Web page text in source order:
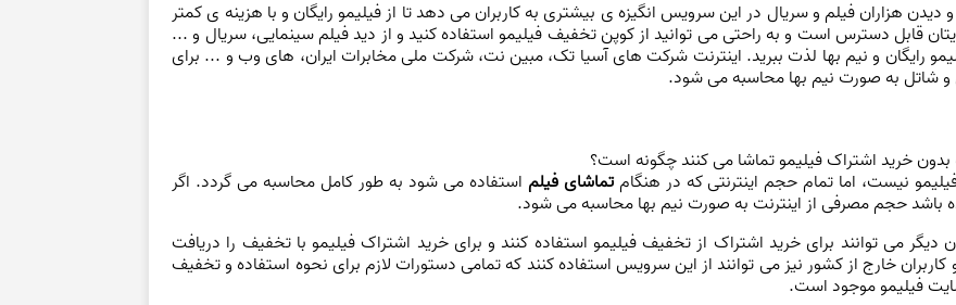
هزاران فیلم و سریال در این سرویس انگیزه ی بیشتری به کاربران می دهد تا از فیلیمو رایگان و با هزینه ی کمتر
قابل دسترس است و به راحتی می توانید از کوپن تخفیف فیلیمو استفاده کنید و از دید فیلم سینمایی، سریال و ...
رایگان و نیم بها لذت ببرید. اینترنت شرکت های آسیا تک، مبین نت، شرکت ملی مخابرات ایران، های وب و ... برای
و شاتل به صورت نیم بها محاسبه می شود.
خرید اشتراک فیلیمو تماشا می کنند چگونه است؟
نیست، اما تمام حجم اینترنتی که در هنگامتماشای فیلم استفاده می شود به طور کامل محاسبه می گردد. اگر
باشد حجم مصرفی از اینترنت به صورت نیم بها محاسبه می شود.
دیگر می توانند برای خرید اشتراک از تخفیف فیلیمو استفاده کنند و برای خرید اشتراک فیلیمو با تخفیف را دریافت
خارج از کشور نیز می توانند از این سرویس استفاده کنند که تمامی دستورات لازم برای نحوه استفاده و تخفیف
فیلیمو موجود است.